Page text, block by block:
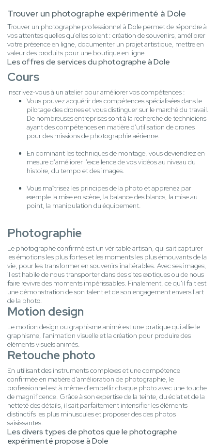
Trouver un photographe expérimenté à Dole
Trouver un photographe professionnel à Dole permet de répondre à
vos attentes quelles qu'elles soient : création de souvenirs, améliorer
votre présence en ligne, documenter un projet artistique, mettre en
valeur des produits pour une boutique en ligne...
Les offres de services du photographe à Dole
Cours
Inscrivez-vous à un atelier pour améliorer vos compétences :
Vous pouvez acquérir des compétences spécialisées dans le
pilotage des drones et vous distinguer sur le marché du travail.
De nombreuses entreprises sont à la recherche de techniciens
ayant des compétences en matière d'utilisation de drones
pour des missions de photographie aérienne.
En dominant les techniques de montage, vous deviendrez en
mesure d'améliorer l'excellence de vos vidéos au niveau du
histoire, du tempo et des images.
Vous maîtrisez les principes de la photo et apprenez par
exemple la mise en scène, la balance des blancs, la mise au
point, la manipulation du équipement.
Photographie
Le photographe confirmé est un véritable artisan, qui sait capturer
les émotions les plus fortes et les moments les plus émouvants de la
vie, pour les transformer en souvenirs inaltérables. Avec ses images,
il est habile de nous transporter dans des sites exotiques ou de nous
faire revivre des moments impérissables. Finalement, ce qu'il fait est
une démonstration de son talent et de son engagement envers l'art
de la photo.
Motion design
Le motion design ou graphisme animé est une pratique qui allie le
graphisme, l'animation visuelle et la création pour produire des
éléments visuels animés.
Retouche photo
En utilisant des instruments complexes et une compétence
confirmée en matière d'amélioration de photographie, le
professionnel est à même d'embellir chaque photo avec une touche
de magnificence. Grâce à son expertise de la teinte, du éclat et de la
netteté des détails, il sait parfaitement intensifier les éléments
distinctifs les plus minuscules et proposer des des photos
saisissantes.
Les divers types de photos que le photographe
expérimenté propose à Dole